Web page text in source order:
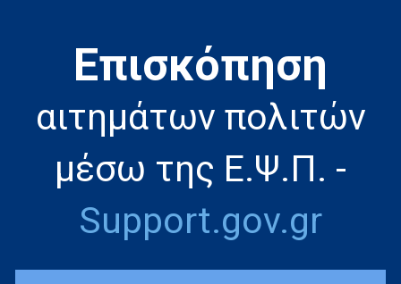
Eπισκόπηση
αιτημάτων πολιτών
μέσω της Ε.Ψ.Π. -
Support.gov.gr